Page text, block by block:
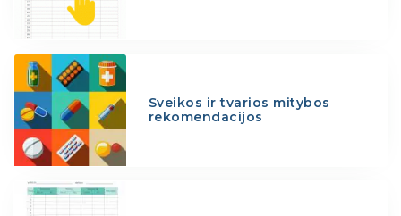
Sveikos ir tvarios mitybos
rekomendacijos